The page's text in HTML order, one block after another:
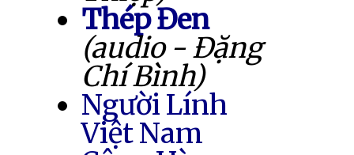
Thép Đen
(audio - Đặng
Chí Bình)
Người Lính
Việt Nam